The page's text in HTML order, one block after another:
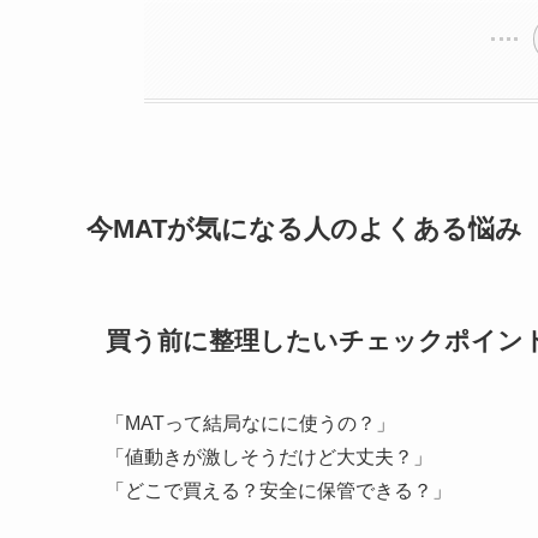
今MATが気になる人のよくある悩み
買う前に整理したいチェックポイン
「MATって結局なにに使うの？」
「値動きが激しそうだけど大丈夫？」
「どこで買える？安全に保管できる？」